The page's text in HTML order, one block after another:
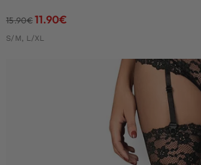
15.90€11.90€
S/M, L/XL